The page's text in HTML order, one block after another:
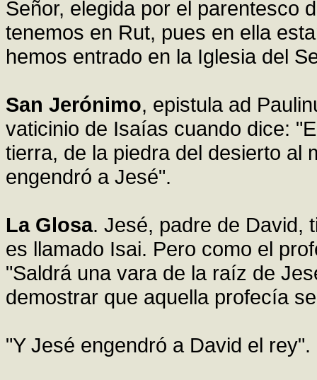
Señor, elegida por el parentesco
tenemos en Rut, pues en ella
hemos entrado en la Iglesia del
San Jerónimo, epistula ad
vaticinio de Isaías cuando dice:
tierra, de la piedra del desierto al
engendró a Jesé".
La Glosa. Jesé, padre de David,
es llamado Isai. Pero como el
"Saldrá una vara de la raíz de
demostrar que aquella profecía
"Y Jesé engendró a David el rey".